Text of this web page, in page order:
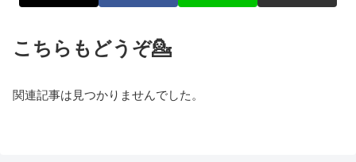
こちらもどうぞ💁
関連記事は見つかりませんでした。